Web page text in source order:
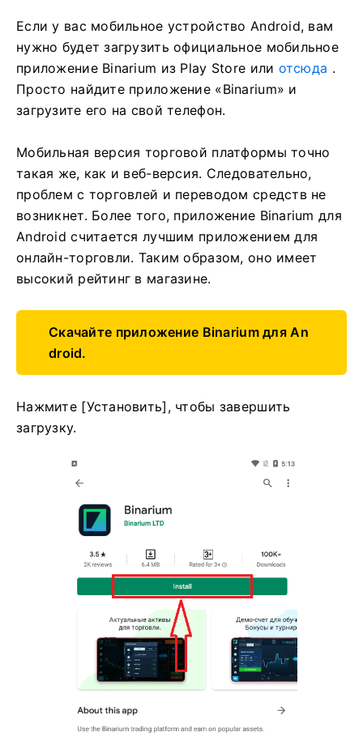
Если у вас мобильное устройство Android, вам
нужно будет загрузить официальное мобильное
приложение Binarium из Play Store или отсюда .
Просто найдите приложение «Binarium» и
загрузите его на свой телефон.
Мобильная версия торговой платформы точно
такая же, как и веб-версия. Следовательно,
проблем с торговлей и переводом средств не
возникнет. Более того, приложение Binarium для
Android считается лучшим приложением для
онлайн-торговли. Таким образом, оно имеет
высокий рейтинг в магазине.
Скачайте приложение Binarium для An
droid.
Нажмите [Установить], чтобы завершить
загрузку.